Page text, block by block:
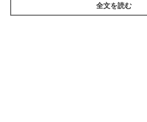
全文を読む